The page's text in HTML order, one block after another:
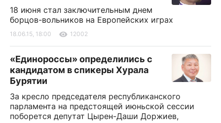
18 июня стал заключительным днем
борцов-вольников на Европейских играх
18.06.15, 18:00 12002
«Единороссы» определились с
кандидатом в спикеры Хурала
Бурятии
За кресло председателя республиканского
парламента на предстоящей июньской сессии
поборется депутат Цырен-Даши Доржиев,